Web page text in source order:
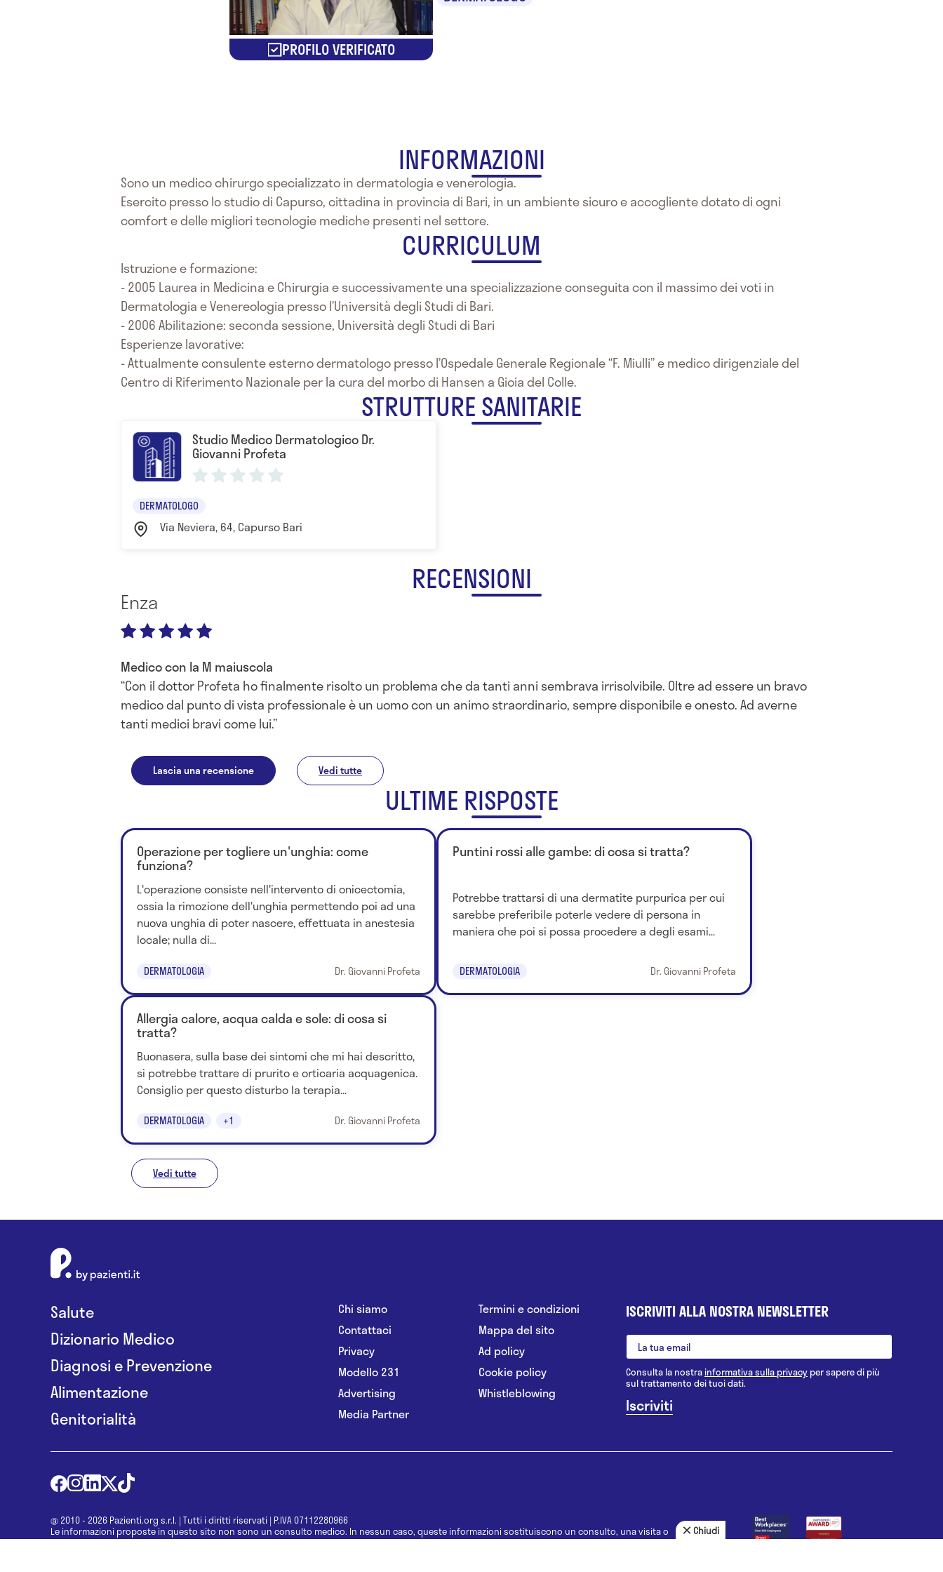
PROFILO VERIFICATO
INFORMAZIONI
Sono un medico chirurgo specializzato in dermatologia e venerologia.
Esercito presso lo studio di Capurso, cittadina in provincia di Bari, in un ambiente sicuro e accogliente dotato di ogni
comfort e delle migliori tecnologie mediche presenti nel settore.
CURRICULUM
Istruzione e formazione:
- 2005 Laurea in Medicina e Chirurgia e successivamente una specializzazione conseguita con il massimo dei voti in
Dermatologia e Venereologia presso l’Università degli Studi di Bari.
- 2006 Abilitazione: seconda sessione, Università degli Studi di Bari
Esperienze lavorative:
- Attualmente consulente esterno dermatologo presso l’Ospedale Generale Regionale “F. Miulli” e medico dirigenziale del
Centro di Riferimento Nazionale per la cura del morbo di Hansen a Gioia del Colle.
STRUTTURE SANITARIE
Studio Medico Dermatologico Dr.
Giovanni Profeta
DERMATOLOGO
Via Neviera, 64, Capurso Bari
RECENSIONI
Enza
Medico con la M maiuscola
Con il dottor Profeta ho finalmente risolto un problema che da tanti anni sembrava irrisolvibile. Oltre ad essere un bravo
medico dal punto di vista professionale è un uomo con un animo straordinario, sempre disponibile e onesto. Ad averne
tanti medici bravi come lui.
Lascia una recensione Vedi tutte
ULTIME RISPOSTE
Operazione per togliere un'unghia: come
funziona?
L'operazione consiste nell'intervento di onicectomia,
ossia la rimozione dell'unghia permettendo poi ad una
nuova unghia di poter nascere, effettuata in anestesia
locale; nulla di...
DERMATOLOGIA Dr. Giovanni Profeta
Puntini rossi alle gambe: di cosa si tratta?
Potrebbe trattarsi di una dermatite purpurica per cui
sarebbe preferibile poterle vedere di persona in
maniera che poi si possa procedere a degli esami...
DERMATOLOGIA Dr. Giovanni Profeta
Allergia calore, acqua calda e sole: di cosa si
tratta?
Buonasera, sulla base dei sintomi che mi hai descritto,
si potrebbe trattare di prurito e orticaria acquagenica.
Consiglio per questo disturbo la terapia...
DERMATOLOGIA +1 Dr. Giovanni Profeta
Vedi tutte
Salute
Dizionario Medico
Diagnosi e Prevenzione
Alimentazione
Genitorialità
Chi siamo
Contattaci
Privacy
Modello 231
Advertising
Media Partner
Termini e condizioni
Mappa del sito
Ad policy
Cookie policy
Whistleblowing
ISCRIVITI ALLA NOSTRA NEWSLETTER
Consulta la nostrainformativa sulla privacy per sapere di più
sul trattamento dei tuoi dati.
@ 2010 - 2026 Pazienti.org s.r.l. | Tutti i diritti riservati | P.IVA 07112280966
Le informazioni proposte in questo sito non sono un consulto medico. In nessun caso, queste informazioni sostituiscono un consulto, una visita o
una diagnosi formulata dal medico. Non si devono considerare le informazioni disponibili come suggerimenti per la formulazione di una diagnosi, la
Chiudi